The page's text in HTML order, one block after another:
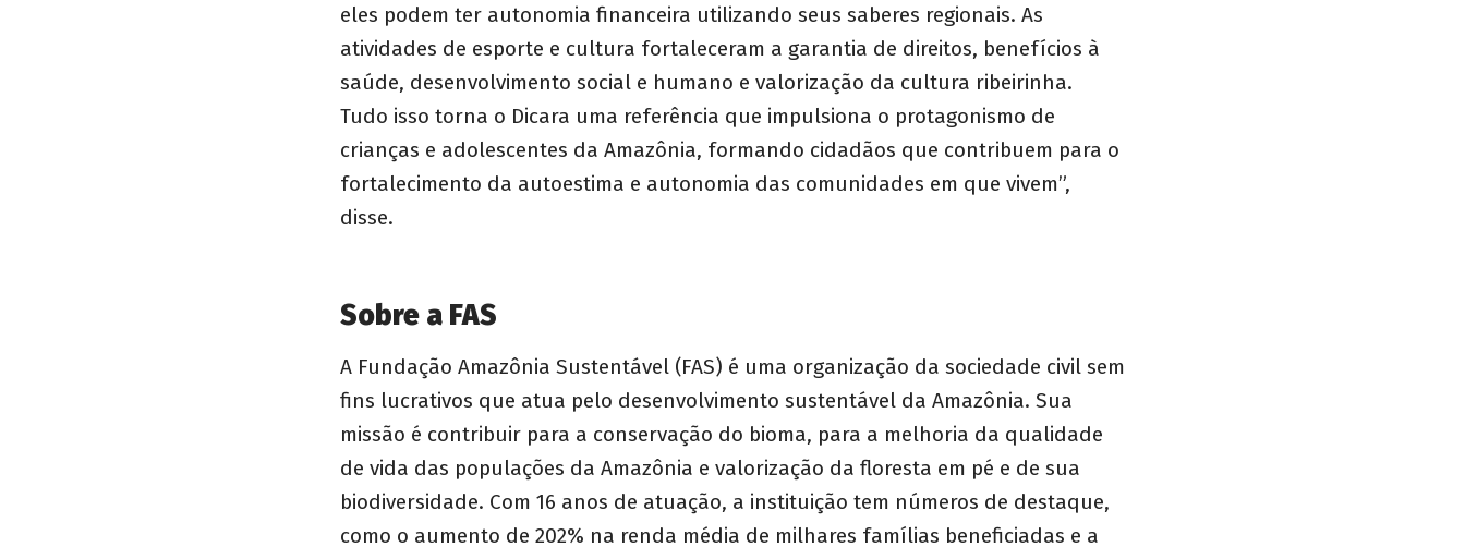
eles podem ter autonomia financeira utilizando seus saberes regionais. As
atividades de esporte e cultura fortaleceram a garantia de direitos, benefícios à
saúde, desenvolvimento social e humano e valorização da cultura ribeirinha.
Tudo isso torna o Dicara uma referência que impulsiona o protagonismo de
crianças e adolescentes da Amazônia, formando cidadãos que contribuem para o
fortalecimento da autoestima e autonomia das comunidades em que vivem”,
disse.
Sobre a FAS
A Fundação Amazônia Sustentável (FAS) é uma organização da sociedade civil sem
fins lucrativos que atua pelo desenvolvimento sustentável da Amazônia. Sua
missão é contribuir para a conservação do bioma, para a melhoria da qualidade
de vida das populações da Amazônia e valorização da floresta em pé e de sua
biodiversidade. Com 16 anos de atuação, a instituição tem números de destaque,
como o aumento de 202% na renda média de milhares famílias beneficiadas e a